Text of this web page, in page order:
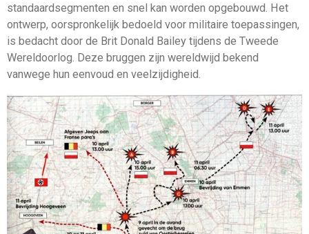
standaardsegmenten en snel kan worden opgebouwd. Het
ontwerp, oorspronkelijk bedoeld voor militaire toepassingen,
is bedacht door de Brit Donald Bailey tijdens de Tweede
Wereldoorlog. Deze bruggen zijn wereldwijd bekend
vanwege hun eenvoud en veelzijdigheid.